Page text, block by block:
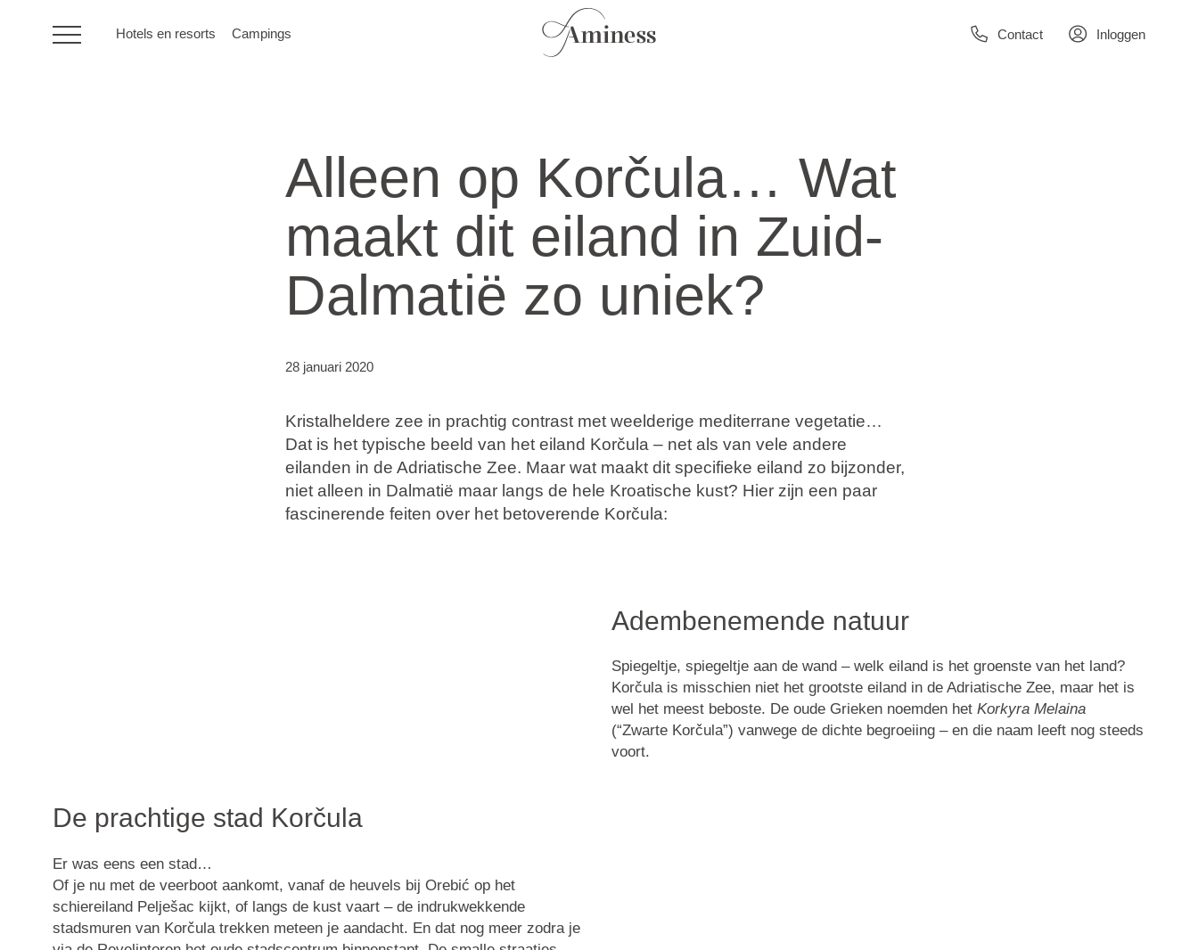
Hotels en resorts Campings Contact Inloggen
Alleen op Korčula… Wat
maakt dit eiland in Zuid-
Dalmatië zo uniek?
28 januari 2020
Kristalheldere zee in prachtig contrast met weelderige mediterrane vegetatie…
Dat is het typische beeld van het eiland Korčula – net als van vele andere
eilanden in de Adriatische Zee. Maar wat maakt dit specifieke eiland zo bijzonder,
niet alleen in Dalmatië maar langs de hele Kroatische kust? Hier zijn een paar
fascinerende feiten over het betoverende Korčula:
Adembenemende natuur
Spiegeltje, spiegeltje aan de wand – welk eiland is het groenste van het land?
Korčula is misschien niet het grootste eiland in de Adriatische Zee, maar het is
wel het meest beboste. De oude Grieken noemden het Korkyra Melaina
(“Zwarte Korčula”) vanwege de dichte begroeiing – en die naam leeft nog steeds
voort.
De prachtige stad Korčula
Er was eens een stad…
Of je nu met de veerboot aankomt, vanaf de heuvels bij Orebić op het
schiereiland Pelješac kijkt, of langs de kust vaart – de indrukwekkende
stadsmuren van Korčula trekken meteen je aandacht. En dat nog meer zodra je